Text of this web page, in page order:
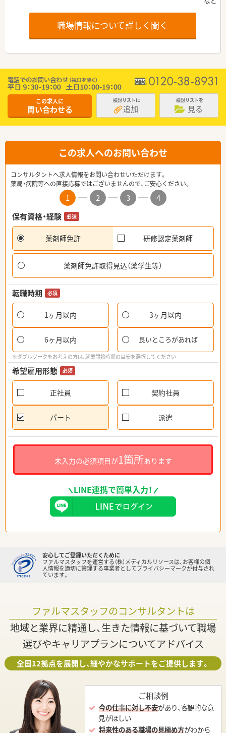
職場情報について詳しく聞く
この求人に
問い合わせる
検討リストに
追加
検討リストを
見る
この求人へのお問い合わせ
コンサルタントへ求人情報をお問い合わせいただけます。
薬局・病院等への直接応募ではございませんので、ご安心ください。
1 2 3
4
保有資格・経験
必須
薬剤師免許 研修認定薬剤師
薬剤師免許取得見込（薬学生等）
転職時期 必須
1ヶ月以内 3ヶ月以内
6ヶ月以内 良いところがあれば
※ダブルワークをお考えの方は、就業開始時期の目安を選択してください
希望雇用形態 必須
正社員 契約社員
パート 派遣
未入力の必須項目が1箇所あります
LINE連携で簡単入力！
安心してご登録いただくために
ファルマスタッフを運営する（株）メディカルリソースは、お客様の個
人情報を適切に管理する事業者としてプライバシーマークが付与され
ています。
ファルマスタッフのコンサルタントは
地域と業界に精通し、生きた情報に基づいて職場
選びやキャリアプランについてアドバイス
全国12拠点を展開し、細やかなサポートをご提供します。
ご相談例
今の仕事に対し不安があり、客観的な意
見がほしい
将来性のある職場の見極め方がわから